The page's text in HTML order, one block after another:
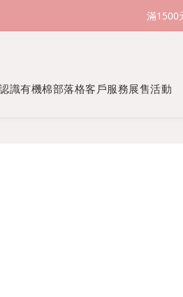
新加入會員
滿1500
新加入會員
識有機棉部落格客戶服務展售活動